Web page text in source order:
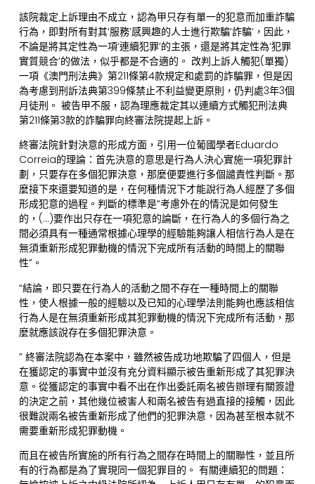
該院裁定上訴理由不成立，認為甲只存有單一的犯意而加重詐騙
行為，即對所有對其‘服務’感興趣的人士進行欺騙‘詐騙’，因此，
不論是將其定性為一項‘連續犯罪’的主張，還是將其定性為‘犯罪
實質競合’的做法，似乎都是不合適的。 改判上訴人觸犯(單獨)
一項《澳門刑法典》第211條第4款規定和處罰的詐騙罪，但是因
為考慮到刑訴法典第399條禁止不利益變更原則，仍判處3年3個
月徒刑。 被告甲不服，認為理應裁定其以連續方式觸犯刑法典
第211條第3款的詐騙罪向終審法院提起上訴。
終審法院針對決意的形成方面，引用一位葡國學者Eduardo
Correia的理論：首先決意的意思是行為人決心實施一項犯罪計
劃，只要存在多個犯罪決意，那麼便要進行多個譴責性判斷。那
麼接下來還要知道的是，在何種情況下才能說行為人經歷了多個
形成犯意的過程。判斷的標準是“考慮外在的情況是如何發生
的，(…)要作出只存在一項犯意的論斷，在行為人的多個行為之
間必須具有一種通常根據心理學的經驗能夠讓人相信行為人是在
無須重新形成犯罪動機的情況下完成所有活動的時間上的關聯
性”。
“結論，即只要在行為人的活動之間不存在一種時間上的關聯
性，使人根據一般的經驗以及已知的心理學法則能夠也應該相信
行為人是在無須重新形成其犯罪動機的情況下完成所有活動，那
麼就應該說存在多個犯罪決意。
” 終審法院認為在本案中，雖然被告成功地欺騙了四個人，但是
在獲認定的事實中並沒有充分資料顯示被告重新形成了其犯罪決
意。從獲認定的事實中看不出在作出委託兩名被告辦理有關簽證
的決定之前，其他幾位被害人和兩名被告有過直接的接觸，因此
很難說兩名被告重新形成了他們的犯罪決意，因為甚至根本就不
需要重新形成犯罪動機。
而且在被告所實施的所有行為之間存在時間上的關聯性，並且所
有的行為都是為了實現同一個犯罪目的。 有關連續犯的問題：